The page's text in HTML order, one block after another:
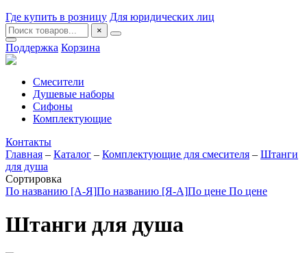
Где купить в розницу Для юридических лиц
×
Поддержка Корзина
Смесители
Душевые наборы
Сифоны
Комплектующие
Контакты
Главная – Каталог – Комплектующие для смесителя – Штанги
для душа
Сортировка
По названию [А-Я]По названию [Я-А]По цене По цене
Штанги для душа